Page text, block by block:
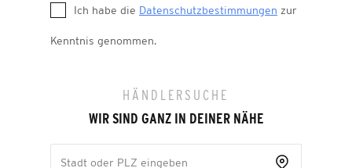
Ich habe die Datenschutzbestimmungen zur
Kenntnis genommen.
HÄNDLERSUCHE
WIR SIND GANZ IN DEINER NÄHE